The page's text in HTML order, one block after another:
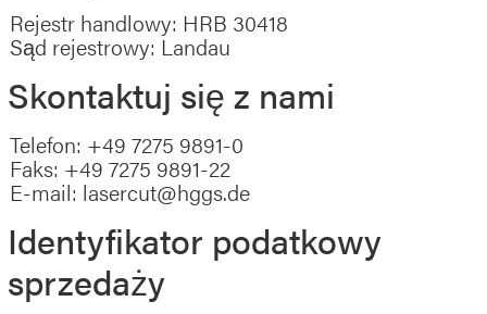
Rejestr handlowy: HRB 30418
Sąd rejestrowy: Landau
Skontaktuj się z nami
Telefon: +49 7275 9891-0
Faks: +49 7275 9891-22
E-mail: lasercut@hggs.de
Identyfikator podatkowy
sprzedaży